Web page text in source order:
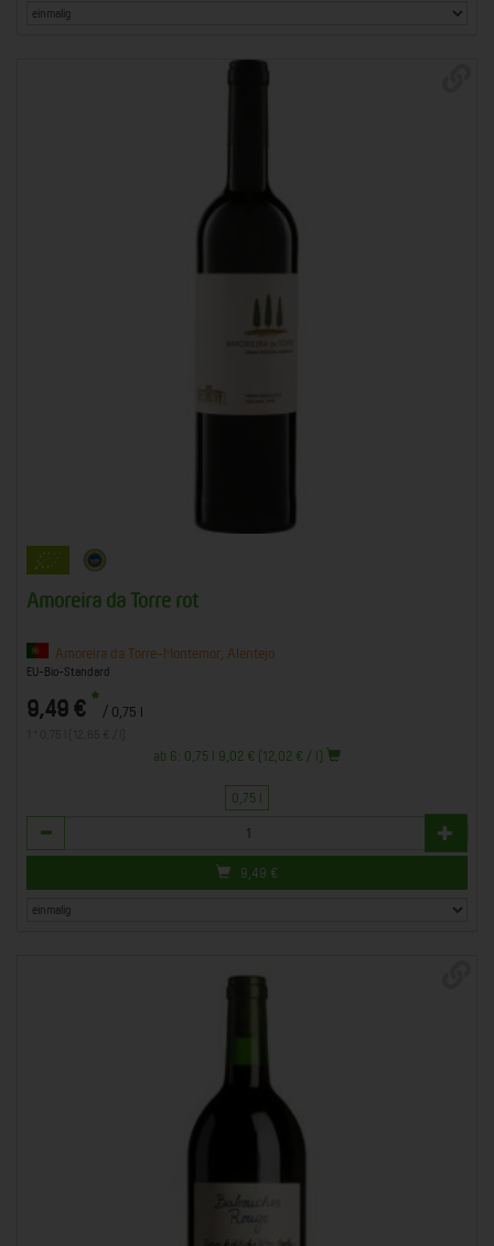
Amoreira da Torre rot
Amoreira da Torre-Montemor, Alentejo
EU-Bio-Standard
9,49 € * / 0,75 l
ab 6: 0,75 l 9,02 € (12,02 € / l)
0,75 l
Anzahl
9,49 €